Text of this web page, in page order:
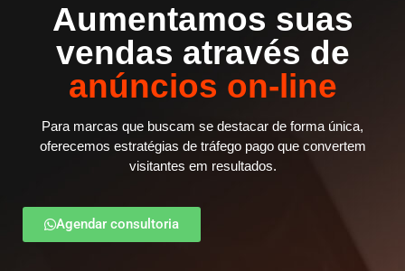
Aumentamos suas
vendas através de
anúncios on-line
Para marcas que buscam se destacar de forma única,
oferecemos estratégias de tráfego pago que convertem
visitantes em resultados.
Agendar consultoria